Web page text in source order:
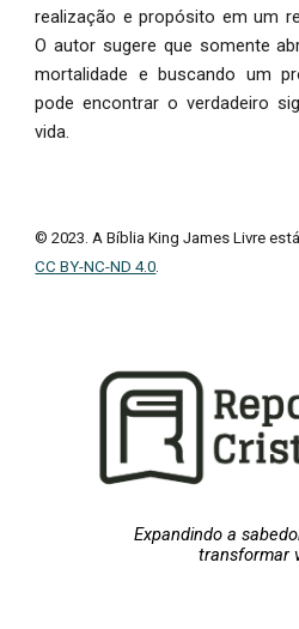
realização e propósito em um
O autor sugere que somente
mortalidade e buscando um
pode encontrar o verdadeiro
vida.
© 2023. A Bíblia King James Livre
CC BY-NC-ND 4.0.
Expandindo a
transformar